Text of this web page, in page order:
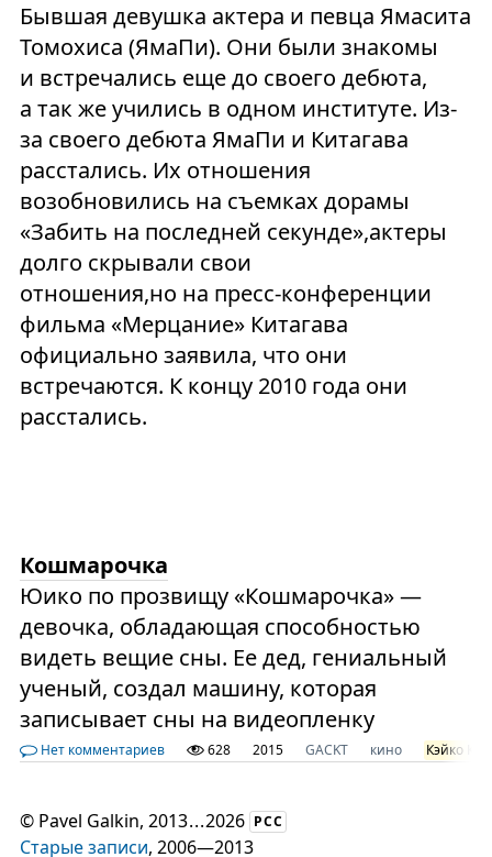
Бывшая девушка актера и певца Ямасита
Томохиса (ЯмаПи). Они были знакомы
и встречались еще до своего дебюта,
а так же учились в одном институте. Из-
за своего дебюта ЯмаПи и Китагава
расстались. Их отношения
возобновились на съемках дорамы
«Забить на последней секунде»,актеры
долго скрывали свои
отношения,но на пресс-конференции
фильма «Мерцание» Китагава
официально заявила, что они
встречаются. К концу 2010 года они
расстались.
Кошмарочка
Юико по прозвищу «Кошмарочка» —
девочка, обладающая способностью
видеть вещие сны. Ее дед, гениальный
ученый, создал машину, которая
записывает сны на видеопленку
Нет комментариев 628 2015 GACKT кино Кэйко
© Pavel Galkin, 2013...2026 РСС
Старые записи, 2006—2013